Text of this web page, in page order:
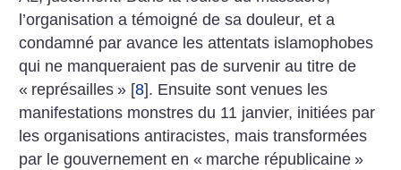
l’organisation a témoigné de sa douleur, et a
condamné par avance les attentats islamophobes
qui ne manqueraient pas de survenir au titre de
« représailles » [8]. Ensuite sont venues les
manifestations monstres du 11 janvier, initiées par
les organisations antiracistes, mais transformées
par le gouvernement en « marche républicaine »